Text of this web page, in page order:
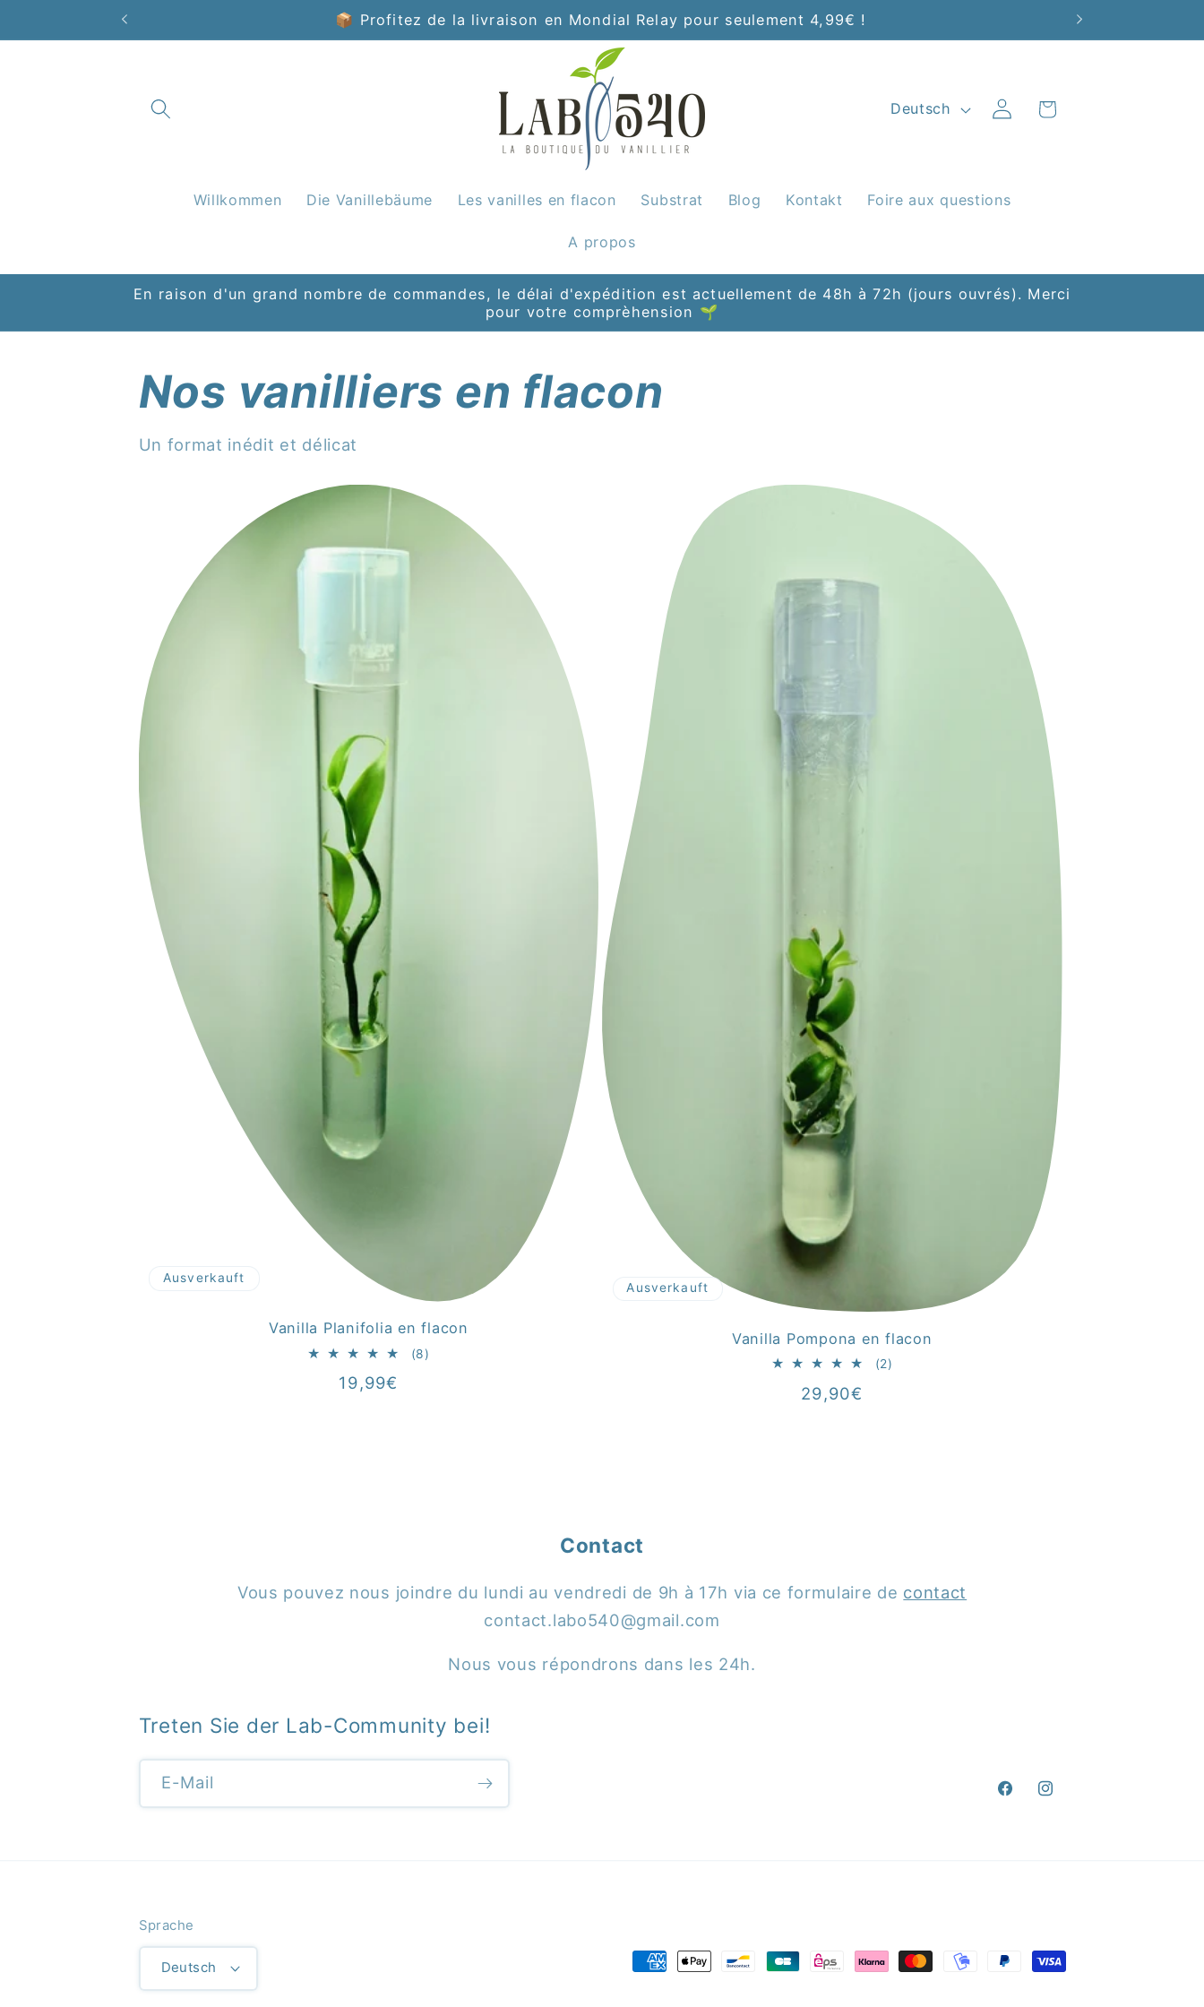
Inhalt
📦 Profitez de la livraison en Mondial Relay pour seulement 4,99€ !
Willkommen Die Vanillebäume Les vanilles en flacon Substrat Blog Kontakt Foire aux questions
A propos
S
a
h
e
Deutsch EinloggenWarenkorb
En raison d'un grand nombre de commandes, le délai d'expédition est actuellement de 48h à 72h (jours ouvrés). Merci
pour votre comprèhension 🌱
Nos vanilliers en flacon
Un format inédit et délicat
Ausverkauft
Vanilla Planifolia en flacon
(8)
Normaler
19,99€
Ausverkauft
Vanilla Pompona en flacon
(2)
Normaler
29,90€
Contact
Vous pouvez nous joindre du lundi au vendredi de 9h à 17h via ce formulaire de contact
contact.labo540@gmail.com
Nous vous répondrons dans les 24h.
Treten Sie der Lab-Community bei!
E-Mail
FacebookInstagram
Sprache
Deutsch Zahlungsmethoden